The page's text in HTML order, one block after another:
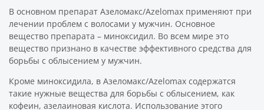
В основном препарат Азеломакс/Azelomax применяют при
лечении проблем с волосами у мужчин. Основное
вещество препарата – миноксидил. Во всем мире это
вещество признано в качестве эффективного средства для
борьбы с облысением у мужчин.
Кроме миноксидила, в Азеломакс/Azelomax содержатся
такие нужные вещества для борьбы с облысением, как
кофеин, азелаиновая кислота. Использование этого